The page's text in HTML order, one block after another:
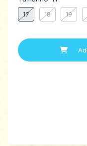
17 18 19